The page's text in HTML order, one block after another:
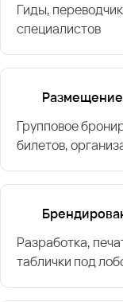
Гиды,
специалистов
Групповое
билетов,
Разработка,
таблички под